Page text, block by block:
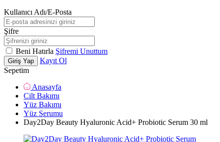
Kullanıcı Adı/E-Posta
Şifre
Beni Hatırla Şifremi Unuttum
Giriş Yap
Kayıt Ol
Sepetim
Anasayfa
Cilt Bakımı
Yüz Bakımı
Yüz Serumu
Day2Day Beauty Hyaluronic Acid+ Probiotic Serum 30 ml